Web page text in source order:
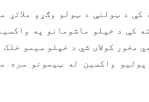
د ټولنې د ټولو وګړو ملاتړ
کې د خپلو ماشومانو په
مخور کولای شي د خپلو سیمو خلک
واکسین له ټیمونو سره